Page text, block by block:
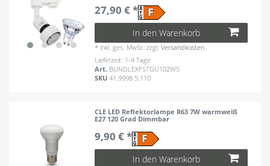
27,90 € *
In den Warenkorb
* inkl. ges. MwSt. zzgl.Versandkosten
Lieferzeit: 1-4 Tage
Art. BUNDLEXFSTGU102WS
SKU41.9998.5.110
CLE LED Reflektorlampe R63 7W warmweiß
E27 120 Grad Dimmbar
9,90 € *
In den Warenkorb